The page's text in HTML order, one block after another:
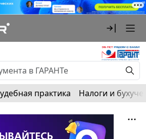
практика Налоги и